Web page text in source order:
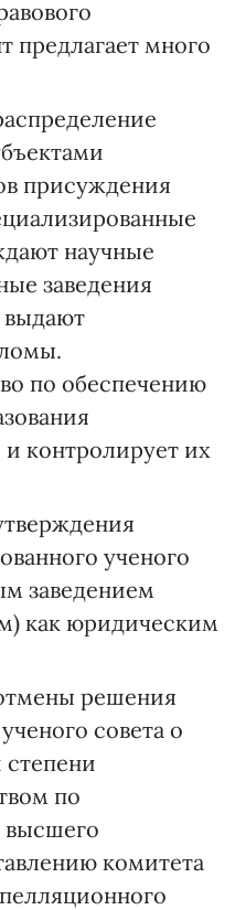
предлагает много
присуждения
научные
заведения
выдают
по обеспечению
контролирует их
ученого
заведением
как юридическим
решения
совета о
по
высшего
комитета